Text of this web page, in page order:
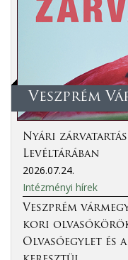
Veszprém
Nyári zárvatartás
Levéltárában
2026.07.24.
Intézményi hírek
Veszprém
kori olvasókörök
Olvasóegylet és